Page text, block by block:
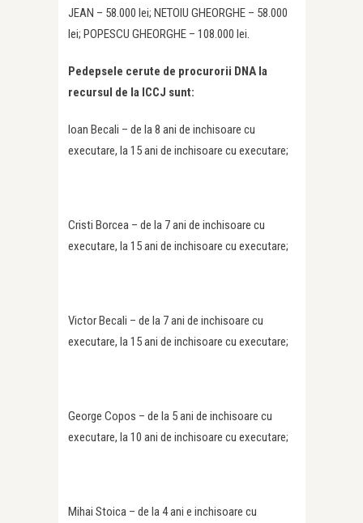
JEAN – 58.000 lei; NETOIU GHEORGHE – 58.000
lei; POPESCU GHEORGHE – 108.000 lei.
Pedepsele cerute de procurorii DNA la
recursul de la ICCJ sunt:
Ioan Becali – de la 8 ani de inchisoare cu
executare, la 15 ani de inchisoare cu executare;
Cristi Borcea – de la 7 ani de inchisoare cu
executare, la 15 ani de inchisoare cu executare;
Victor Becali – de la 7 ani de inchisoare cu
executare, la 15 ani de inchisoare cu executare;
George Copos – de la 5 ani de inchisoare cu
executare, la 10 ani de inchisoare cu executare;
Mihai Stoica – de la 4 ani e inchisoare cu